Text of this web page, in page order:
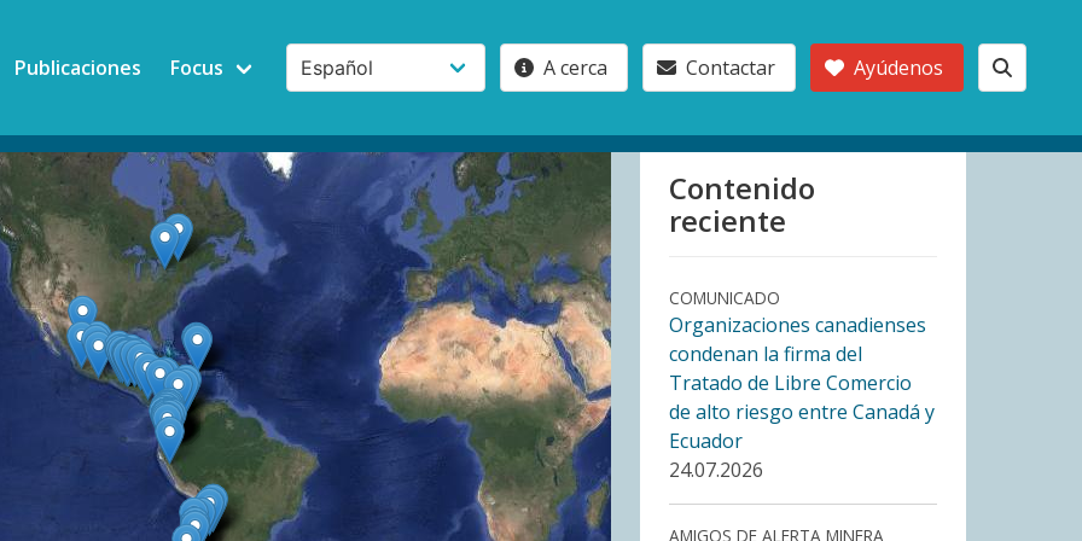
Publicaciones Focus A cerca Contactar Ayúdenos
Contenido
reciente
COMUNICADO
Organizaciones canadienses
condenan la firma del
Tratado de Libre Comercio
de alto riesgo entre Canadá y
Ecuador
24.07.2026
AMIGOS DE ALERTA MINERA